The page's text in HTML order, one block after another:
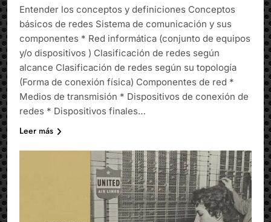
Entender los conceptos y definiciones Conceptos
básicos de redes Sistema de comunicación y sus
componentes * Red informática (conjunto de equipos
y/o dispositivos ) Clasificación de redes según
alcance Clasificación de redes según su topología
(Forma de conexión física) Componentes de red *
Medios de transmisión * Dispositivos de conexión de
redes * Dispositivos finales…
Leer más